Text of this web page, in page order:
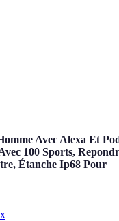
Avec Alexa Et
100 Sports,
Étanche Ip68 Pour